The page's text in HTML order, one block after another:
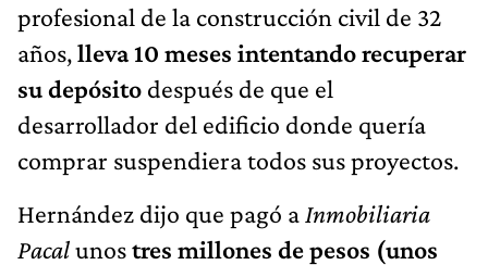
profesional de la construcción civil de 32
años,lleva 10 meses intentando recuperar
su depósito después de que el
desarrollador del edificio donde quería
comprar suspendiera todos sus proyectos.
Hernández dijo que pagó a Inmobiliaria
Pacalunostres millones de pesos (unos